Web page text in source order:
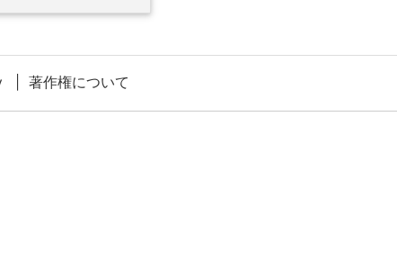
著作権について